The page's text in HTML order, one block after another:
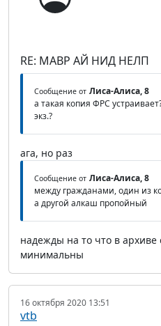
RE: МАВР АЙ НИД НЕЛП
Сообщение от Лиса-Алиса, 8
а такая копия ФРС
экз.?
ага, но раз
Сообщение от Лиса-Алиса, 8
между гражданами, один из
а другой алкаш пропойный
надежды на то что в архиве
минимальны
16 октября 2020 13:51
vtb